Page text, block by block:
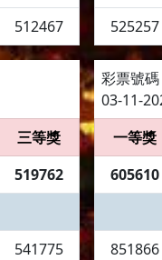
512467
525257
三等獎
519762
541775
彩票號
03-11-
一等獎
605610
851866